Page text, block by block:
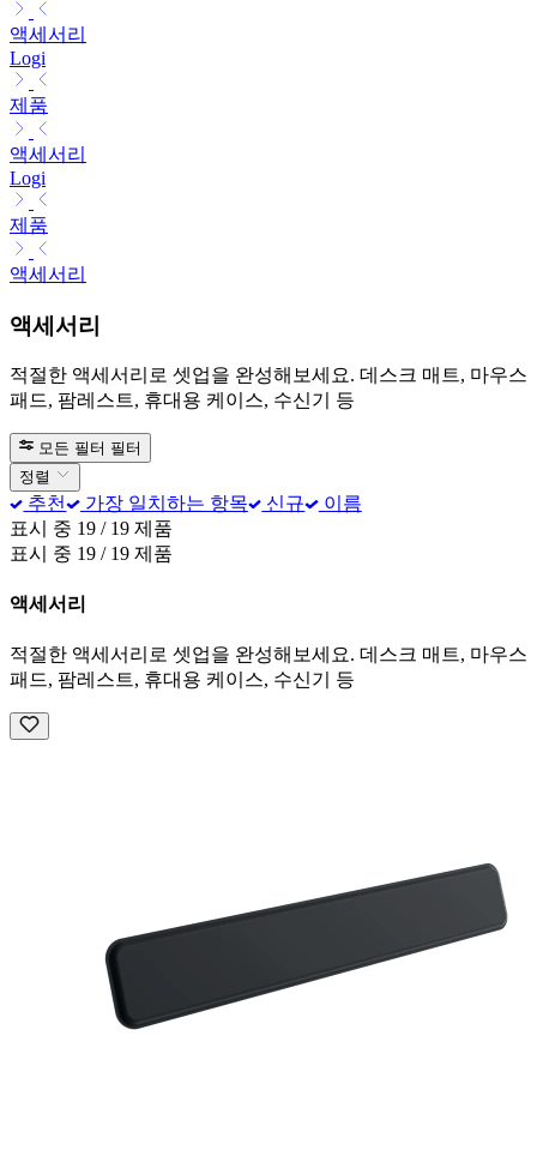
액세서리
Logi
제품
액세서리
Logi
제품
액세서리
액세서리
적절한 액세서리로 셋업을 완성해보세요. 데스크 매트, 마우스
패드, 팜레스트, 휴대용 케이스, 수신기 등
모든 필터 필터
정렬
추천 가장 일치하는 항목 신규
이름
표시 중 19 / 19 제품
표시 중 19 / 19 제품
액세서리
적절한 액세서리로 셋업을 완성해보세요. 데스크 매트, 마우스
패드, 팜레스트, 휴대용 케이스, 수신기 등